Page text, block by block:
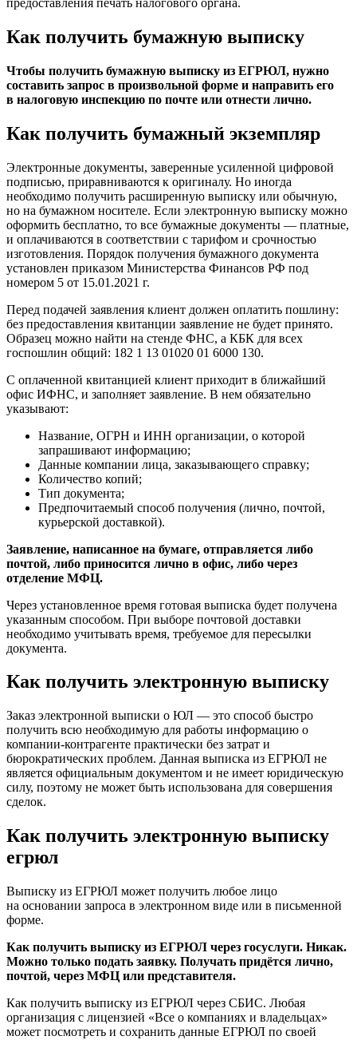
предоставления печать налогового органа.
Как получить бумажную выписку
Чтобы получить бумажную выписку из ЕГРЮЛ, нужно
составить запрос в произвольной форме и направить его
в налоговую инспекцию по почте или отнести лично.
Как получить бумажный экземпляр
Электронные документы, заверенные усиленной цифровой
подписью, приравниваются к оригиналу. Но иногда
необходимо получить расширенную выписку или обычную,
но на бумажном носителе. Если электронную выписку можно
оформить бесплатно, то все бумажные документы — платные,
и оплачиваются в соответствии с тарифом и срочностью
изготовления. Порядок получения бумажного документа
установлен приказом Министерства Финансов РФ под
номером 5 от 15.01.2021 г.
Перед подачей заявления клиент должен оплатить пошлину:
без предоставления квитанции заявление не будет принято.
Образец можно найти на стенде ФНС, а КБК для всех
госпошлин общий: 182 1 13 01020 01 6000 130.
С оплаченной квитанцией клиент приходит в ближайший
офис ИФНС, и заполняет заявление. В нем обязательно
указывают:
Название, ОГРН и ИНН организации, о которой
запрашивают информацию;
Данные компании лица, заказывающего справку;
Количество копий;
Тип документа;
Предпочитаемый способ получения (лично, почтой,
курьерской доставкой).
Заявление, написанное на бумаге, отправляется либо
почтой, либо приносится лично в офис, либо через
отделение МФЦ.
Через установленное время готовая выписка будет получена
указанным способом. При выборе почтовой доставки
необходимо учитывать время, требуемое для пересылки
документа.
Как получить электронную выписку
Заказ электронной выписки о ЮЛ — это способ быстро
получить всю необходимую для работы информацию о
компании-контрагенте практически без затрат и
бюрократических проблем. Данная выписка из ЕГРЮЛ не
является официальным документом и не имеет юридическую
силу, поэтому не может быть использована для совершения
сделок.
Как получить электронную выписку
егрюл
Выписку из ЕГРЮЛ может получить любое лицо
на основании запроса в электронном виде или в письменной
форме.
Как получить выписку из ЕГРЮЛ через госуслуги. Никак.
Можно только подать заявку. Получать придётся лично,
почтой, через МФЦ или представителя.
Как получить выписку из ЕГРЮЛ через СБИС. Любая
организация с лицензией «Все о компаниях и владельцах»
может посмотреть и сохранить данные ЕГРЮЛ по своей